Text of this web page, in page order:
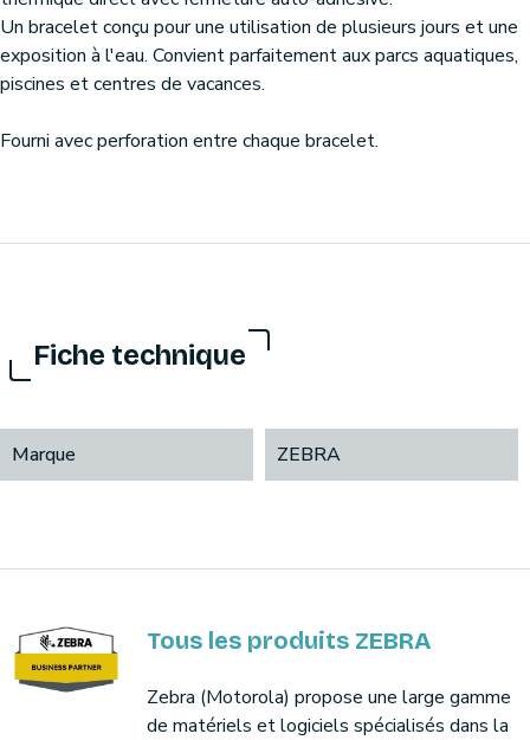
Un bracelet conçu pour une utilisation de plusieurs jours et une
exposition à l'eau. Convient parfaitement aux parcs aquatiques,
piscines et centres de vacances.
Fourni avec perforation entre chaque bracelet.
Fiche technique
Marque ZEBRA
Tous les produits ZEBRA
Zebra (Motorola) propose une large gamme
de matériels et logiciels spécialisés dans la